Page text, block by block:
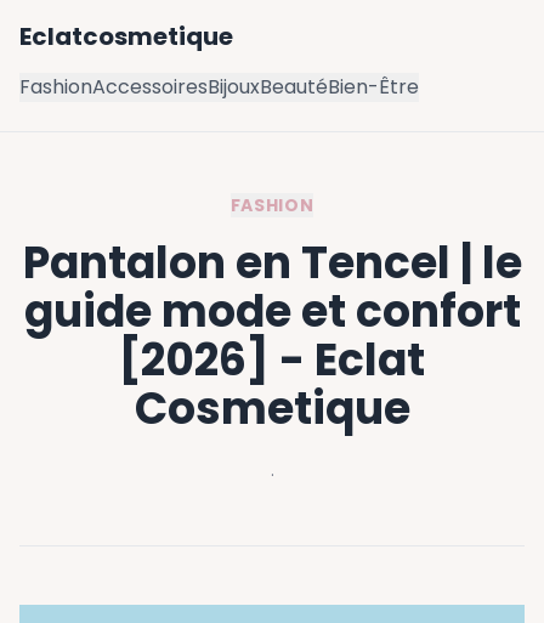
Eclatcosmetique
FashionAccessoiresBijouxBeautéBien-Être
FASHION
Pantalon en Tencel | le
guide mode et confort
[2026] - Eclat
Cosmetique
·